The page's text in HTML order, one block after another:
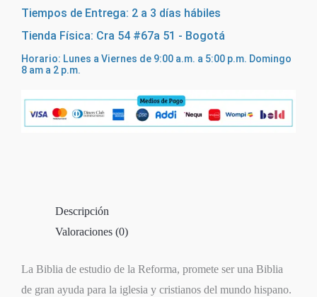
Tiempos de Entrega: 2 a 3 días hábiles
Tienda Física: Cra 54 #67a 51 - Bogotá
Horario: Lunes a Viernes de 9:00 a.m. a 5:00 p.m. Domingo
8 am a 2 p.m.
Descripción
Valoraciones (0)
La Biblia de estudio de la Reforma, promete ser una Biblia
de gran ayuda para la iglesia y cristianos del mundo hispano.